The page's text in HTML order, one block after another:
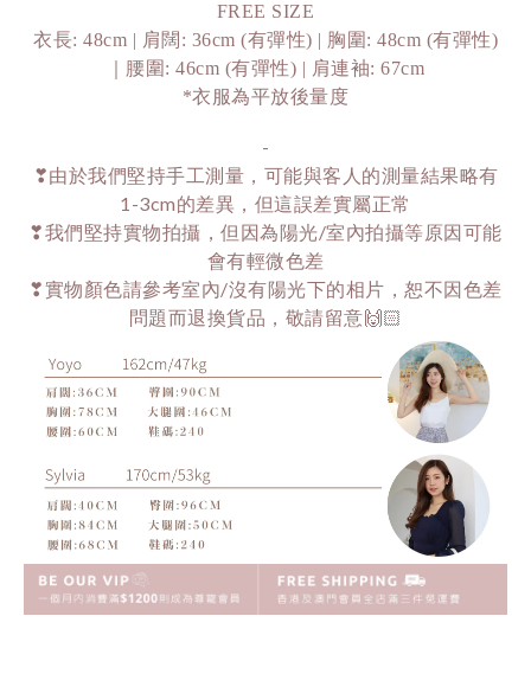
FREE SIZE
衣長: 48cm | 肩闊: 36cm (有彈性) | 胸圍: 48cm (有彈性)
｜腰圍: 46cm (有彈性) | 肩連袖: 67cm
*衣服為平放後量度
-
❣由於我們堅持手工測量，可能與客人的測量結果略有
1-3cm的差異，但這誤差實屬正常
❣我們堅持實物拍攝，但因為陽光/室內拍攝等原因可能
會有輕微色差
❣實物顏色請參考室內/沒有陽光下的相片，恕不因色差
問題而退換貨品，敬請留意🙌🏻